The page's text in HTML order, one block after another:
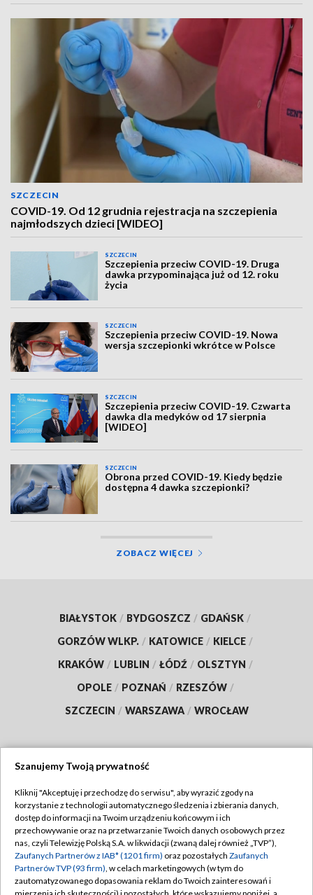
SZCZECIN
COVID-19. Od 12 grudnia rejestracja na szczepienia
najmłodszych dzieci [WIDEO]
SZCZECIN
Szczepienia przeciw COVID-19. Druga
dawka przypominająca już od 12. roku
życia
SZCZECIN
Szczepienia przeciw COVID-19. Nowa
wersja szczepionki wkrótce w Polsce
SZCZECIN
Szczepienia przeciw COVID-19. Czwarta
dawka dla medyków od 17 sierpnia
[WIDEO]
SZCZECIN
Obrona przed COVID-19. Kiedy będzie
dostępna 4 dawka szczepionki?
ZOBACZ WIĘCEJ
BIAŁYSTOK / BYDGOSZCZ / GDAŃSK /
GORZÓW WLKP. / KATOWICE / KIELCE /
KRAKÓW / LUBLIN / ŁÓDŹ / OLSZTYN /
OPOLE / POZNAŃ / RZESZÓW /
SZCZECIN / WARSZAWA / WROCŁAW
TVP
Abonament TVP
Emisja w TVP
Centrum informacji TVP
Regulamin TVP
Polityka prywatności
Moje zgody
Szanujemy Twoją prywatność
Kliknij "Akceptuję i przechodzę do serwisu", aby wyrazić zgody na
korzystanie z technologii automatycznego śledzenia i zbierania danych,
dostęp do informacji na Twoim urządzeniu końcowym i ich
przechowywanie oraz na przetwarzanie Twoich danych osobowych przez
nas, czyli Telewizję Polską S.A. w likwidacji (zwaną dalej również „TVP”),
Zaufanych Partnerów z IAB* (1201 firm) oraz pozostałych Zaufanych
Partnerów TVP (93 firm), w celach marketingowych (w tym do
zautomatyzowanego dopasowania reklam do Twoich zainteresowań i